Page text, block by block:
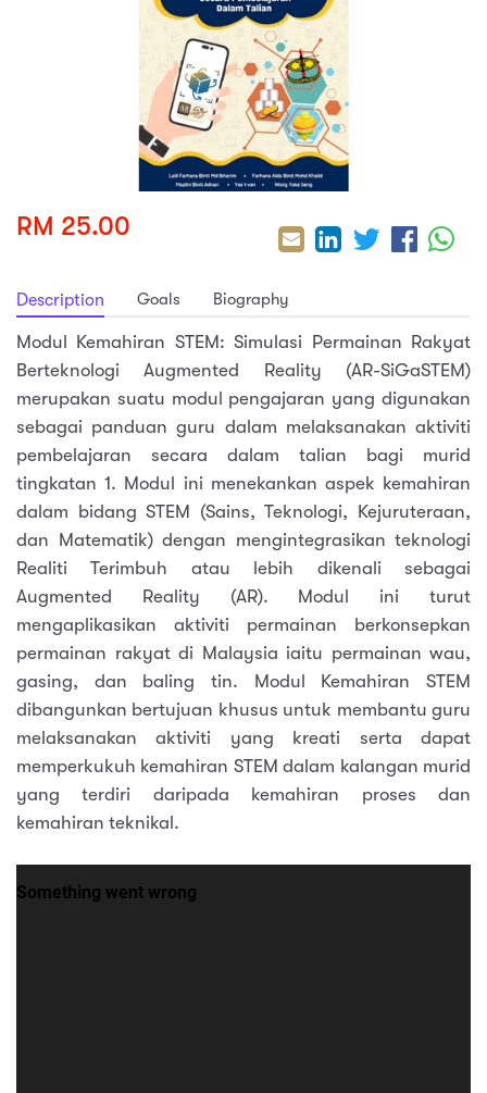
RM 25.00
Description Goals Biography
Modul Kemahiran STEM: Simulasi Permainan Rakyat
Berteknologi Augmented Reality (AR-SiGaSTEM)
merupakan suatu modul pengajaran yang digunakan
sebagai panduan guru dalam melaksanakan aktiviti
pembelajaran secara dalam talian bagi murid
tingkatan 1. Modul ini menekankan aspek kemahiran
dalam bidang STEM (Sains, Teknologi, Kejuruteraan,
dan Matematik) dengan mengintegrasikan teknologi
Realiti Terimbuh atau lebih dikenali sebagai
Augmented Reality (AR). Modul ini turut
mengaplikasikan aktiviti permainan berkonsepkan
permainan rakyat di Malaysia iaitu permainan wau,
gasing, dan baling tin. Modul Kemahiran STEM
dibangunkan bertujuan khusus untuk membantu guru
melaksanakan aktiviti yang kreati serta dapat
memperkukuh kemahiran STEM dalam kalangan murid
yang terdiri daripada kemahiran proses dan
kemahiran teknikal.